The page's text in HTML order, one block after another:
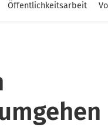
Öffentlichkeitsarbeit